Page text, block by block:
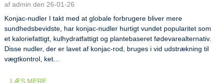
af admin den 26-01-26
Konjac-nudler I takt med at globale forbrugere bliver mere
sundhedsbevidste, har konjac-nudler hurtigt vundet popularitet som
et kaloriefattigt, kulhydratfattigt og plantebaseret fødevarealternativ.
Disse nudler, der er lavet af konjac-rod, bruges i vid udstrækning til
vægtkontrol, ket...
LÆS MERE